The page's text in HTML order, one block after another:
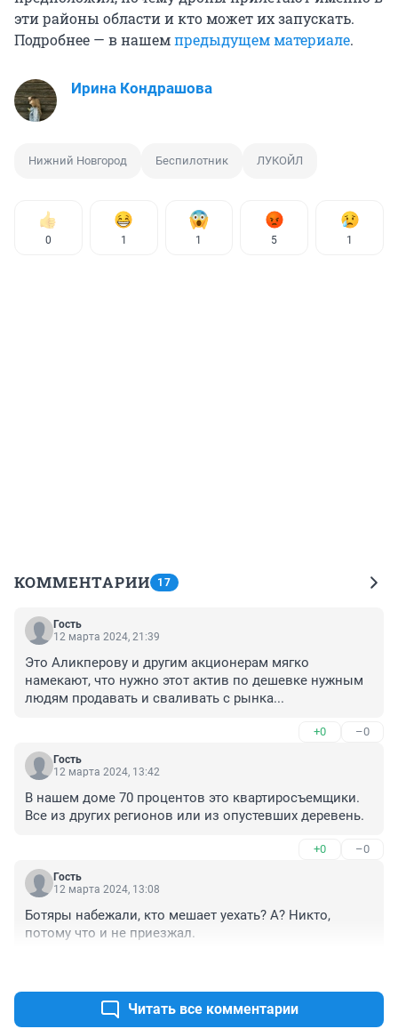
эти районы области и кто может их запускать.
Подробнее — в нашемпредыдущем материале.
Ирина Кондрашова
Нижний Новгород Беспилотник ЛУКОЙЛ
0 1 1 5 1
КОММЕНТАРИИ 17
Гость
12 марта 2024, 21:39
Это Аликперову и другим акционерам мягко
намекают, что нужно этот актив по дешевке нужным
людям продавать и сваливать с рынка...
+0 –0
Гость
12 марта 2024, 13:42
В нашем доме 70 процентов это квартиросъемщики.
Все из других регионов или из опустевших деревень.
+0 –0
Гость
12 марта 2024, 13:08
Ботяры набежали, кто мешает уехать? А? Никто,
потому что и не приезжал.
Читать все комментарии